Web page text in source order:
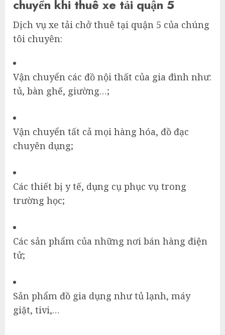
chuyển khi thuê xe tải quận 5
Dịch vụ xe tải chở thuê tại quận 5 của chúng
tôi chuyên:
Vận chuyển các đồ nội thất của gia đình như:
tủ, bàn ghế, giường…;
Vận chuyển tất cả mọi hàng hóa, đồ đạc
chuyên dụng;
Các thiết bị y tế, dụng cụ phục vụ trong
trường học;
Các sản phẩm của những nơi bán hàng điện
tử;
Sản phẩm đồ gia dụng như tủ lạnh, máy
giặt, tivi,…